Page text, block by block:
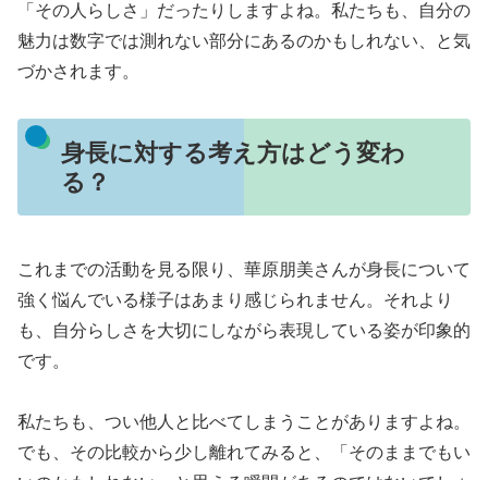
「その人らしさ」だったりしますよね。私たちも、自分の
魅力は数字では測れない部分にあるのかもしれない、と気
づかされます。
身長に対する考え方はどう変わ
る？
これまでの活動を見る限り、華原朋美さんが身長について
強く悩んでいる様子はあまり感じられません。それより
も、自分らしさを大切にしながら表現している姿が印象的
です。
私たちも、つい他人と比べてしまうことがありますよね。
でも、その比較から少し離れてみると、「そのままでもい